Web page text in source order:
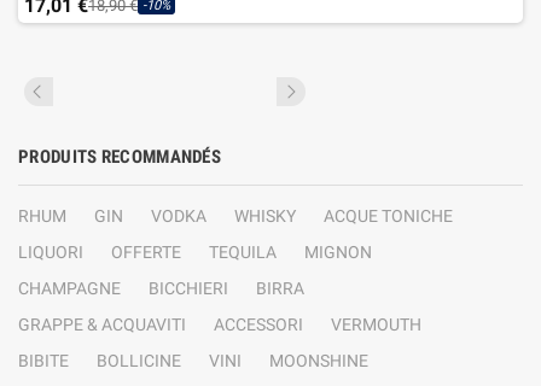
17,01 €18,90 € -10%
PRODUITS RECOMMANDÉS
RHUM GIN VODKA WHISKY
ACQUE TONICHE
LIQUORI
OFFERTE TEQUILA
MIGNON
CHAMPAGNE
BICCHIERI
BIRRA
GRAPPE & ACQUAVITI
ACCESSORI
VERMOUTH
BIBITE
BOLLICINE VINI
MOONSHINE